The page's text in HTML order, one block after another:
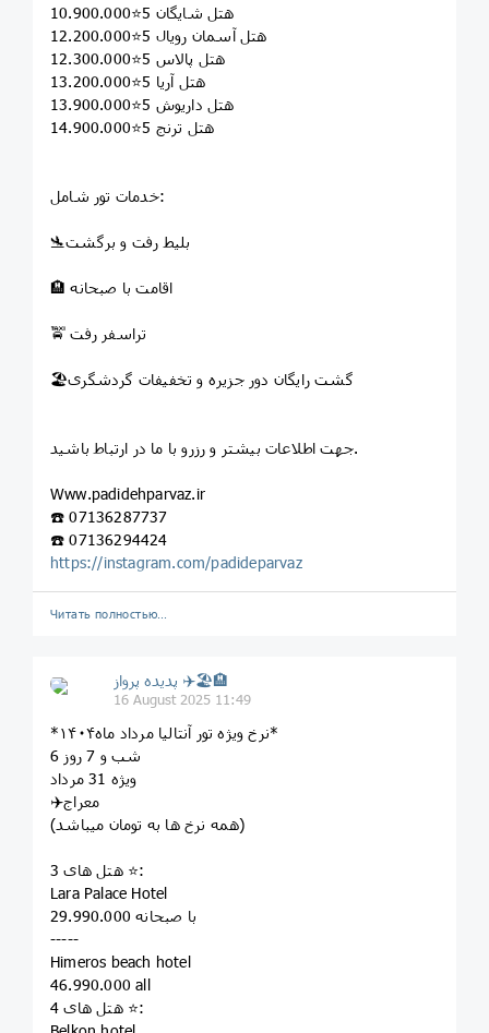
هتل شایگان 5⭐10.900.000
هتل آسمان رویال 5⭐12.200.000
هتل پالاس 5⭐12.300.000
هتل آریا 5⭐13.200.000
هتل داریوش 5⭐13.900.000
هتل ترنج 5⭐14.900.000
خدمات تور شامل:
🛬بلیط رفت و برگشت
🏨 اقامت با صبحانه
🚖 تراسفر رفت
🏖️گشت رایگان دور جزیره و تخفیفات گردشگری
جهت اطلاعات بیشتر و رزرو با ما در ارتباط باشید.
‏Www.padidehparvaz.ir
☎️ 07136287737
☎️ 07136294424
https://instagram.com/padideparvaz
Читать полностью…
پديده پرواز ✈️🏖🏨
16 August 2025 11:49
*نرخ ویژه تور آنتالیا مرداد ماه۱۴۰۴*
6 شب و 7 روز
ویژه 31 مرداد
✈️معراج
(همه نرخ ها به تومان میباشد)
هتل های 3 ⭐️:
Lara Palace Hotel
29.990.000 با صبحانه
-----
Himeros beach hotel
46.990.000 all
هتل های 4 ⭐️: